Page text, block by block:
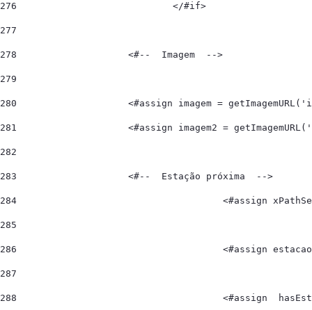
276
                            </#if>
277
278
                    <#--  Imagem  -->
279
280
<#assign imagem =
281
<#assign imagem2 =
282
283
<#--  Estação
284
<#assign
285
286
<#assign
287
288
<#assign